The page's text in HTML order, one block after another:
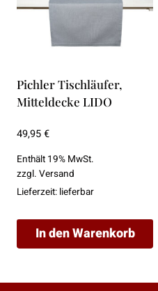
Pichler Tischläufer,
Mitteldecke LIDO
49,95€
Enthält 19% MwSt.
zzgl. Versand
Lieferzeit: lieferbar
In den Warenkorb